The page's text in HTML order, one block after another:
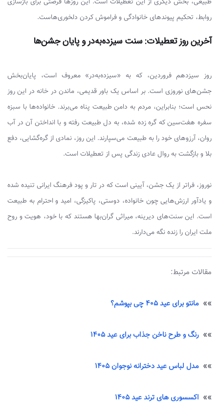
روابط، تحکیم پیوندهای خانوادگی و فراموش کردن دلخوری‌هاست.
آخرین روز تعطیلات: سنت سیزده‌به‌در و پایان جشن‌ها
روز سیزدهم فروردین، که به «سیزده‌به‌در» معروف است، پایان‌بخش
جشن‌های نوروزی است. بر اساس یک باور قدیمی، ماندن در خانه در این روز
نحس است؛ بنابراین، مردم به دامن طبیعت پناه می‌برند. خانواده‌ها با سبزه
سفره هفت‌سین که گره زده شده، به دل طبیعت رفته و با انداختن آن در آب
روان، آرزوهای خود را به طبیعت می‌سپارند. این روز، نمادی از گره‌گشایی، دفع
بلا و بازگشت به روال عادی زندگی پس از تعطیلات است.
نوروز، فراتر از یک جشن، آیینی است که در تار و پود فرهنگ ایرانی تنیده شده
و یادآور ارزش‌هایی چون خانواده، دوستی، پاکیزگی، امید و احترام به طبیعت
است. این سنت‌های دیرینه، میراثی گران‌بها هستند که با خود، هویت و روح
ملت ایران را زنده نگه می‌دارند.
مقالات مرتبط:
»» مانتو برای عید 405 چی بپوشم؟
»» رنگ و طرح ناخن جذاب برای عید ۱۴۰۵
»» مدل لباس عید دخترانه نوجوان ۱۴۰۵
»» اکسسوری های ترند عید 1405